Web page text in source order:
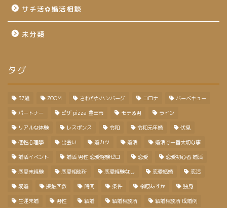
サチ活✿婚活相談
未分類
タグ
37歳 ZOOM さわやかハンバーグ コロナ バーベキュー
パートナー ピザ pizza 豊田市 モテる男 ライン
リアルな体験 レスポンス 令和 令和元年婚 伏見
個性心理學 出会い 婚カツ 婚活 婚活で一番大切な事
婚活イベント 婚活 男性 恋愛経験ゼロ 恋愛 恋愛初心者 婚活
恋愛未経験 恋愛相談所 恋愛経験なし 恋愛結婚 恋活
成婚 接触回数 時間 条件 榊原あすか 独身
生涯未婚 男性 結婚 結婚相談所 結婚相談所 成婚例